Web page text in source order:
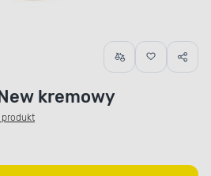
kremowy
produkt